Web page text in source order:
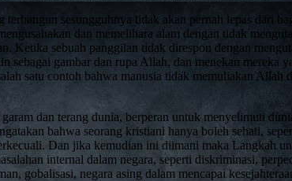
terbangun sesungguhnya tidak akan pernah lepas dari
dan memelihara alam dengan tidak
Ketika sebuah panggilan tidak direspon dengan
sebagai gambar dan rupa Allah, dan menekan
satu contoh bahwa manusia tidak memuliakan
dan terang dunia, berperan untuk menyelimuti
bahwa seorang kristiani hanya boleh sehati,
Dan jika kemudian ini diimani maka Langkah
internal dalam negara, seperti diskriminasi,
gobalisasi, negara asing dalam mencapai